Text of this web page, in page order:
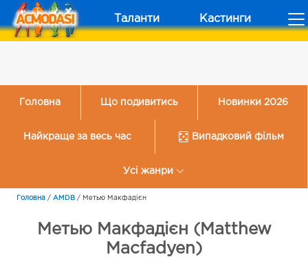
Таланти Кастинги
Головна Що подивитись Новинки 2026
Найкраще за весь час Випадковий фільм
Усі жанри
Головна / AMDB / Метью Макфадієн
Метью Макфадієн (Matthew
Macfadyen)